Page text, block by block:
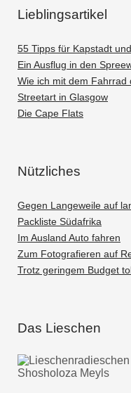
Lieblingsartikel
55 Tipps für Kapstadt
Ein Ausflug in den
Wie ich mit dem Fahrrad
Streetart in Glasgow
Die Cape Flats
Nützliches
Gegen Langeweile auf
Packliste Südafrika
Im Ausland Auto fahren
Zum Fotografieren auf
Trotz geringem Budget
Das Lieschen